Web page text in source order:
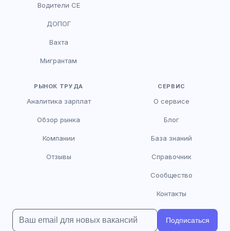
Водители CE
ДОПОГ
Вахта
Мигрантам
РЫНОК ТРУДА
Аналитика зарплат
Обзор рынка
Компании
Отзывы
СЕРВИС
О сервисе
Блог
База знаний
Справочник
Сообщество
Контакты
Подписаться
HR-консультант
Здравствуйте! Я AI-консультант DriveJob.
помочь?